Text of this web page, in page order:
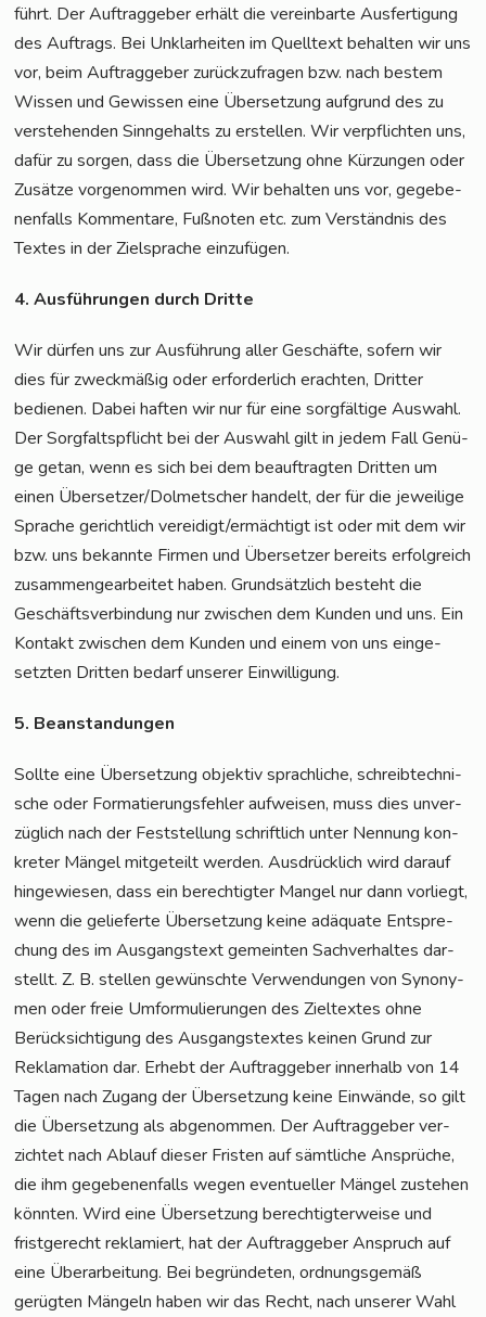
führt. Der Auf­trag­ge­ber erhält die ver­ein­bar­te Aus­fer­ti­gung
des Auf­trags. Bei Unklar­hei­ten im Quell­text behal­ten wir uns
vor, beim Auf­trag­ge­ber zurück­zu­fra­gen bzw. nach bes­tem
Wis­sen und Gewis­sen eine Über­set­zung auf­grund des zu
ver­ste­hen­den Sinn­ge­halts zu erstel­len. Wir ver­pflich­ten uns,
dafür zu sor­gen, dass die Über­set­zung ohne Kür­zun­gen oder
Zusät­ze vor­ge­nom­men wird. Wir behal­ten uns vor, gege­be­
nen­falls Kom­men­ta­re, Fuß­no­ten etc. zum Ver­ständ­nis des
Tex­tes in der Ziel­spra­che einzufügen.
4. Aus­füh­run­gen durch Dritte
Wir dür­fen uns zur Aus­füh­rung aller Geschäf­te, sofern wir
dies für zweck­mä­ßig oder erfor­der­lich erach­ten, Drit­ter
bedie­nen. Dabei haf­ten wir nur für eine sorg­fäl­ti­ge Aus­wahl.
Der Sorg­falts­pflicht bei der Aus­wahl gilt in jedem Fall Genü­
ge getan, wenn es sich bei dem beauf­trag­ten Drit­ten um
einen Übersetzer/Dolmetscher han­delt, der für die jewei­li­ge
Spra­che gericht­lich vereidigt/ermächtigt ist oder mit dem wir
bzw. uns bekann­te Fir­men und Über­set­zer bereits erfolg­reich
zusam­men­ge­ar­bei­tet haben. Grund­sätz­lich besteht die
Geschäfts­ver­bin­dung nur zwi­schen dem Kun­den und uns. Ein
Kon­takt zwi­schen dem Kun­den und einem von uns ein­ge­
setz­ten Drit­ten bedarf unse­rer Einwilligung.
5. Bean­stan­dun­gen
Soll­te eine Über­set­zung objek­tiv sprach­li­che, schreib­tech­ni­
sche oder For­ma­tie­rungs­feh­ler auf­wei­sen, muss dies unver­
züg­lich nach der Fest­stel­lung schrift­lich unter Nen­nung kon­
kre­ter Män­gel mit­ge­teilt wer­den. Aus­drück­lich wird dar­auf
hin­ge­wie­sen, dass ein berech­tig­ter Man­gel nur dann vor­liegt,
wenn die gelie­fer­te Über­set­zung kei­ne adäqua­te Ent­spre­
chung des im Aus­gangs­text gemein­ten Sach­ver­hal­tes dar­
stellt. Z. B. stel­len gewünsch­te Ver­wen­dun­gen von Syn­ony­
men oder freie Umfor­mu­lie­run­gen des Ziel­tex­tes ohne
Berück­sich­ti­gung des Aus­gangs­tex­tes kei­nen Grund zur
Rekla­ma­ti­on dar. Erhebt der Auf­trag­ge­ber inner­halb von 14
Tagen nach Zugang der Über­set­zung kei­ne Ein­wän­de, so gilt
die Über­set­zung als abge­nom­men. Der Auf­trag­ge­ber ver­
zich­tet nach Ablauf die­ser Fris­ten auf sämt­li­che Ansprü­che,
die ihm gege­be­nen­falls wegen even­tu­el­ler Män­gel zuste­hen
könn­ten. Wird eine Über­set­zung berech­tig­ter­wei­se und
frist­ge­recht rekla­miert, hat der Auf­trag­ge­ber Anspruch auf
eine Über­ar­bei­tung. Bei begrün­de­ten, ord­nungs­ge­mäß
gerüg­ten Män­geln haben wir das Recht, nach unse­rer Wahl